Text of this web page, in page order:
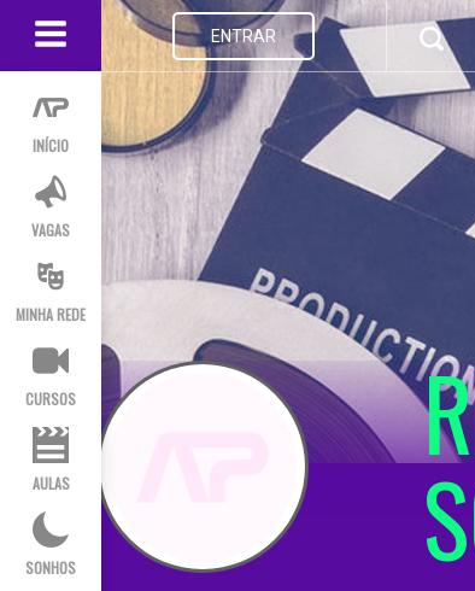
INÍCIO
VAGAS
MINHA REDE
CURSOS
AULAS
SONHOS
ENTRAR